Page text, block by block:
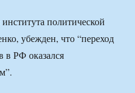
политической
убежден, что “переход
в РФ оказался